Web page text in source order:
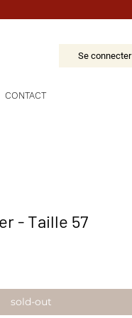
Se connecter
CONTACT
- Taille 57
sold-out